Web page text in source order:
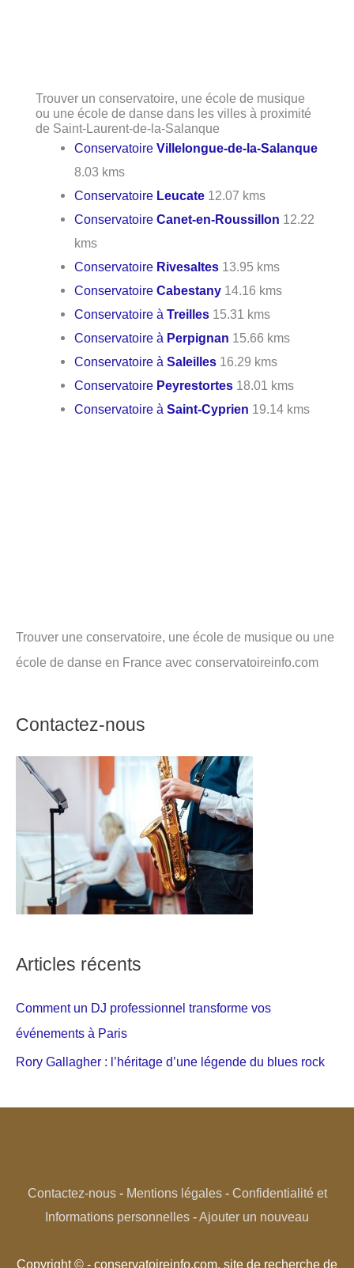
Trouver un conservatoire, une école de musique
ou une école de danse dans les villes à proximité
de Saint-Laurent-de-la-Salanque
ConservatoireVillelongue-de-la-Salanque
8.03 kms
Conservatoire Leucate 12.07 kms
ConservatoireCanet-en-Roussillon 12.22
kms
Conservatoire Rivesaltes 13.95 kms
ConservatoireCabestany 14.16 kms
Conservatoire àTreilles 15.31 kms
Conservatoire à Perpignan 15.66 kms
Conservatoire àSaleilles 16.29 kms
Conservatoire Peyrestortes 18.01 kms
Conservatoire àSaint-Cyprien 19.14 kms
Trouver une conservatoire, une école de musique ou une
école de danse en France avec conservatoireinfo.com
Contactez-nous
Articles récents
Comment un DJ professionnel transforme vos
événements à Paris
Rory Gallagher : l’héritage d’une légende du blues rock
Contactez-nous- Mentions légales- Confidentialité et
Informations personnelles -Ajouter un nouveau
Copyright © - conservatoireinfo.com, site de recherche de